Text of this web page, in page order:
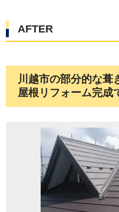
AFTER
川越市の部分的な葺
屋根リフォーム完成